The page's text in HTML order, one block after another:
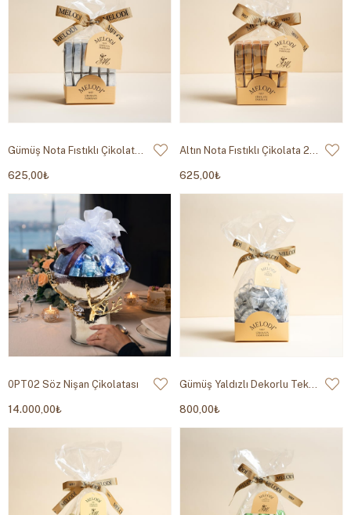
Gümüş Nota Fıstıklı Çikolata 200g
625,00₺
Altın Nota Fıstıklı Çikolata 200g
625,00₺
0PT02 Söz Nişan Çikolatası
14.000,00₺
Gümüş Yaldızlı Dekorlu Tektaş Çikolata 350g
800,00₺